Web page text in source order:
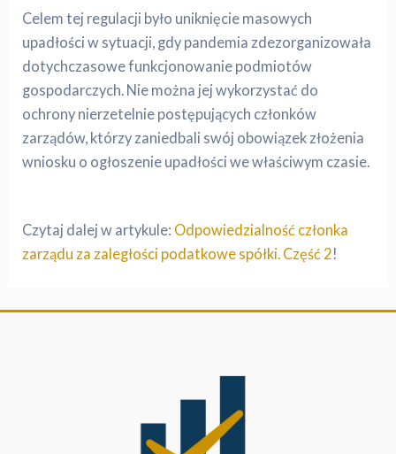
Celem tej regulacji było uniknięcie masowych
upadłości w sytuacji, gdy pandemia zdezorganizowała
dotychczasowe funkcjonowanie podmiotów
gospodarczych. Nie można jej wykorzystać do
ochrony nierzetelnie postępujących członków
zarządów, którzy zaniedbali swój obowiązek złożenia
wniosku o ogłoszenie upadłości we właściwym czasie.
Czytaj dalej w artykule: Odpowiedzialność członka
zarządu za zaległości podatkowe spółki. Część 2!